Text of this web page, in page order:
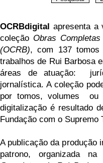
OCRBdigital apresenta a
coleção Obras
(OCRB), com 137 tomos
trabalhos de Rui Barbosa
áreas de atuação:
jornalística. A coleção
por tomos, volumes ou
digitalização é resultado
Fundação com o Supremo
A publicação da produção
patrono, organizada